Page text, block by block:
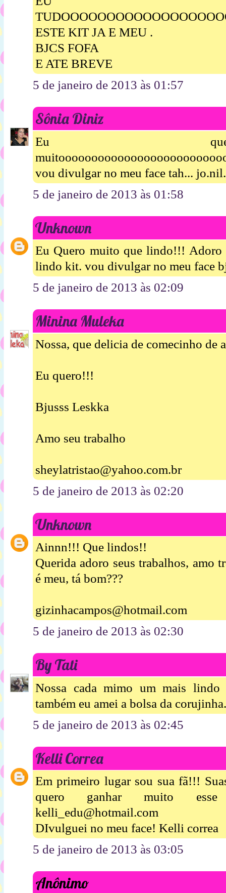
ESTE KIT JA E MEU .
BJCS FOFA
E ATE BREVE
5 de janeiro de 2013 às 01:57
Sônia Diniz
Eu
vou divulgar no meu face tah...
5 de janeiro de 2013 às 01:58
Unknown
Eu Quero muito que lindo!!! Adoro
lindo kit. vou divulgar no meu face
5 de janeiro de 2013 às 02:09
Minina Muleka
Nossa, que delicia de comecinho de
Eu quero!!!
Bjusss Leskka
Amo seu trabalho
sheylatristao@yahoo.com.br
5 de janeiro de 2013 às 02:20
Unknown
Ainnn!!! Que lindos!!
Querida adoro seus trabalhos, amo
é meu, tá bom???
gizinhacampos@hotmail.com
5 de janeiro de 2013 às 02:30
By Tati
Nossa cada mimo um mais
também eu amei a bolsa da
5 de janeiro de 2013 às 02:45
Kelli Correa
Em primeiro lugar sou sua fã!!!
quero ganhar muito
kelli_edu@hotmail.com
DIvulguei no meu face! Kelli correa
5 de janeiro de 2013 às 03:05
Anônimo